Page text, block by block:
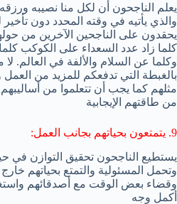
يعلم الناجحون أن لكل منا نصيبه
والذي يأتيه في وقته المحدد دون تأخير
يحقدون على الناجحين الآخرين من
كلما زاد عدد السعداء على الكوكب كلما
وكلما عن السلام والألفة في العالم. لا
بالغبطة التي تدفعكم للمزيد من العمل
مثلهم كما يجب أن تتعلموا من أساليبهم
من طاقتهم الإيجابية
9. يتمتعون بحياتهم بجانب العمل:
يستطيع الناجحون تحقيق التوازن في
وتحمل المسئولية والتمتع بحياتهم
وقضاء بعض الوقت مع أصدقائهم
أكمل وجه